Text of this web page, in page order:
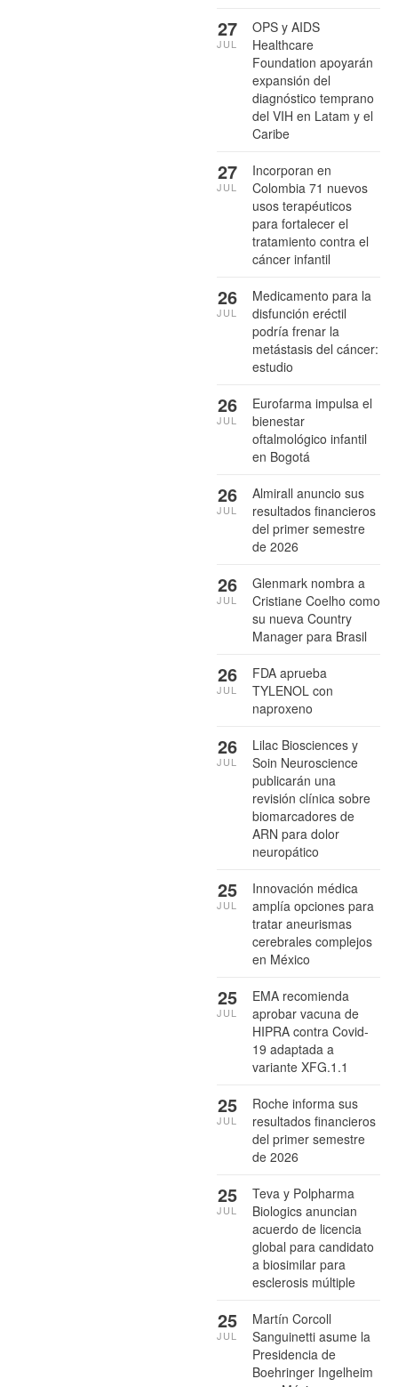
OPS y AIDS
Healthcare
Foundation apoyarán
expansión del
diagnóstico temprano
del VIH en Latam y el
Caribe
27
JUL
Incorporan en
Colombia 71 nuevos
usos terapéuticos
para fortalecer el
tratamiento contra el
cáncer infantil
27
JUL
Medicamento para la
disfunción eréctil
podría frenar la
metástasis del cáncer:
estudio
26
JUL
Eurofarma impulsa el
bienestar
oftalmológico infantil
en Bogotá
26
JUL
Almirall anuncio sus
resultados financieros
del primer semestre
de 2026
26
JUL
Glenmark nombra a
Cristiane Coelho como
su nueva Country
Manager para Brasil
26
JUL
FDA aprueba
TYLENOL con
naproxeno
26
JUL
Lilac Biosciences y
Soin Neuroscience
publicarán una
revisión clínica sobre
biomarcadores de
ARN para dolor
neuropático
26
JUL
Innovación médica
amplía opciones para
tratar aneurismas
cerebrales complejos
en México
25
JUL
EMA recomienda
aprobar vacuna de
HIPRA contra Covid-
19 adaptada a
variante XFG.1.1
25
JUL
Roche informa sus
resultados financieros
del primer semestre
de 2026
25
JUL
Teva y Polpharma
Biologics anuncian
acuerdo de licencia
global para candidato
a biosimilar para
esclerosis múltiple
25
JUL
Martín Corcoll
Sanguinetti asume la
Presidencia de
Boehringer Ingelheim
25
JUL